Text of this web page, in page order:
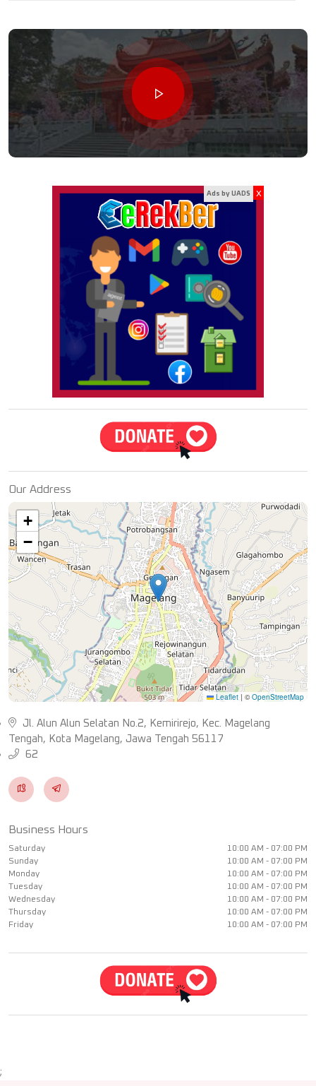
Ads by UADS x
Our Address
+
−
Leaflet | ©OpenStreetMap
Jl. Alun Alun Selatan No.2, Kemirirejo, Kec. Magelang
Tengah, Kota Magelang, Jawa Tengah 56117
62
Business Hours
Saturday
10:00 AM - 07:00 PM
Sunday
10:00 AM - 07:00 PM
Monday
10:00 AM - 07:00 PM
Tuesday
10:00 AM - 07:00 PM
Wednesday
10:00 AM - 07:00 PM
Thursday
10:00 AM - 07:00 PM
Friday
10:00 AM - 07:00 PM
;